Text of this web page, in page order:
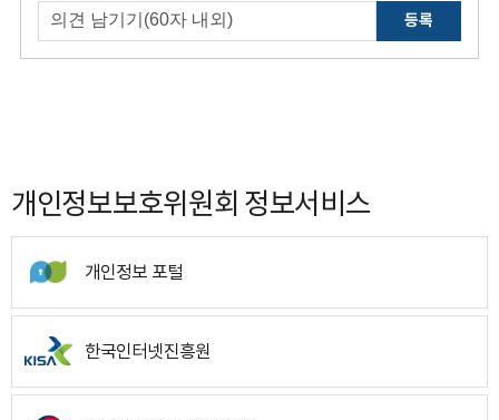
등록
개인정보보호위원회 정보서비스
개인정보 포털
한국인터넷진흥원